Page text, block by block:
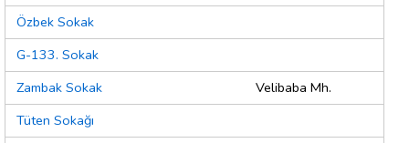
Özbek Sokak
G-133. Sokak
Zambak Sokak
Velibaba Mh.
Tüten Sokağı